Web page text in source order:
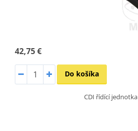
42,75 €
Do košíka
CDI řídící jednotka